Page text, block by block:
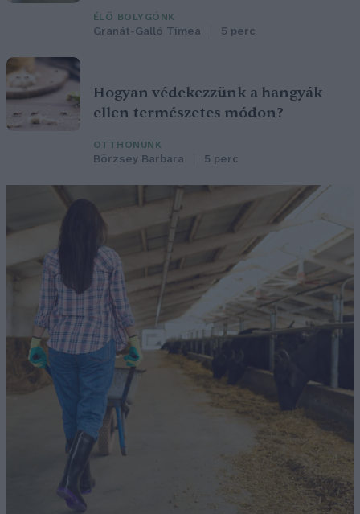
ÉLŐ BOLYGÓNK
Granát-Galló Tímea 5 perc
Hogyan védekezzünk a hangyák
ellen természetes módon?
OTTHONUNK
Börzsey Barbara 5 perc